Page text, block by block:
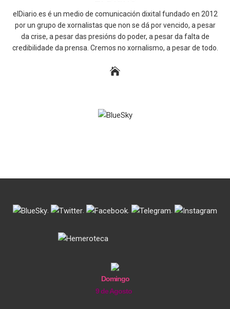
elDiario.es é un medio de comunicación dixital fundado en 2012
por un grupo de xornalistas que non se dá por vencido, a pesar
da crise, a pesar das presións do poder, a pesar da falta de
credibilidade da prensa. Cremos no xornalismo, a pesar de todo.
. . . .
Domingo
9 de Agosto